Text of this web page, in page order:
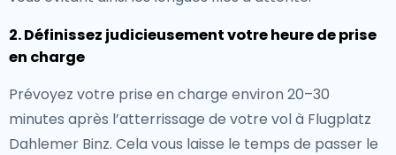
2. Définissez judicieusement votre heure de prise
en charge
Prévoyez votre prise en charge environ 20–30
minutes après l’atterrissage de votre vol à Flugplatz
Dahlemer Binz. Cela vous laisse le temps de passer le